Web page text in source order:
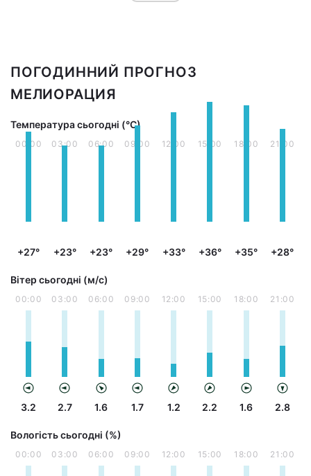
ПОГОДИННИЙ ПРОГНОЗ
МЕЛИОРАЦИЯ
Температура сьогодні (°С)
00:00
+27°
03:00
+23°
06:00
+23°
09:00
+29°
12:00
+33°
15:00
+36°
18:00
+35°
21:00
+28°
Вітер сьогодні (м/с)
00:00
3.2
03:00
2.7
06:00
1.6
09:00
1.7
12:00
1.2
15:00
2.2
18:00
1.6
21:00
2.8
Вологість сьогодні (%)
00:00 03:00 06:00 09:00 12:00 15:00 18:00 21:00